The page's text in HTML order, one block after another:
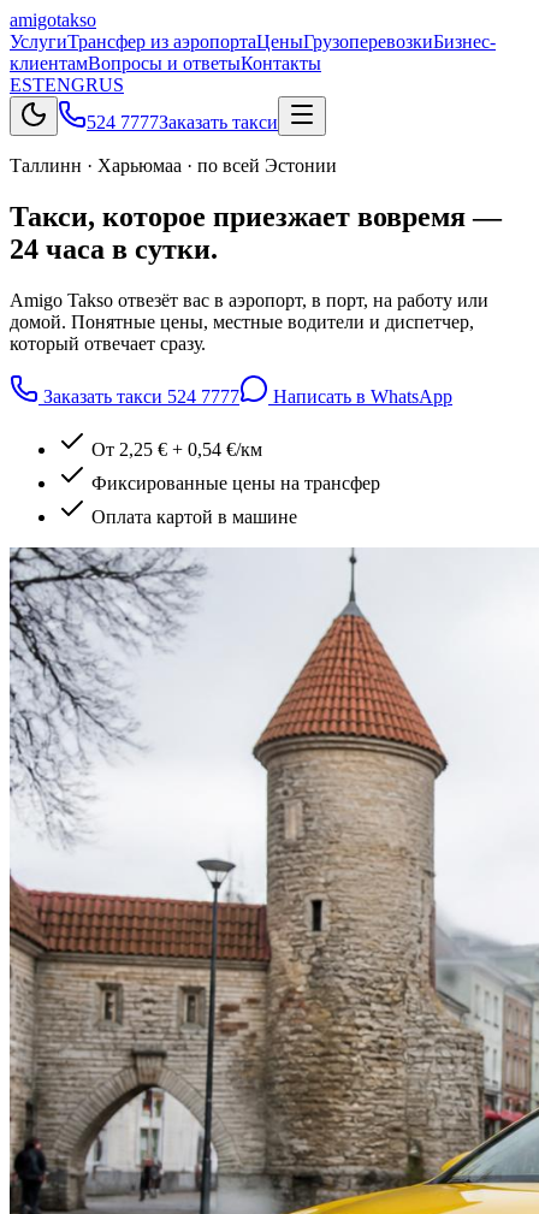
amigotakso
УслугиТрансфер из аэропортаЦеныГрузоперевозкиБизнес-
клиентамВопросы и ответыКонтакты
ESTENGRUS
524 7777Заказать такси
Таллинн · Харьюмаа · по всей Эстонии
Такси, которое приезжает вовремя—
24 часа в сутки.
Amigo Takso отвезёт вас в аэропорт, в порт, на работу или
домой. Понятные цены, местные водители и диспетчер,
который отвечает сразу.
Заказать такси 524 7777 Написать в WhatsApp
От 2,25 € + 0,54 €/км
Фиксированные цены на трансфер
Оплата картой в машине